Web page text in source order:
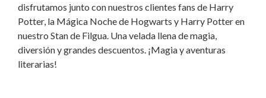
disfrutamos junto con nuestros clientes fans de Harry
Potter, la Mágica Noche de Hogwarts y Harry Potter en
nuestro Stan de Filgua. Una velada llena de magia,
diversión y grandes descuentos. ¡Magia y aventuras
literarias!